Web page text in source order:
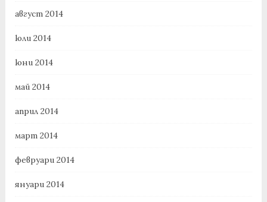
август 2014
юли 2014
юни 2014
май 2014
април 2014
март 2014
февруари 2014
януари 2014